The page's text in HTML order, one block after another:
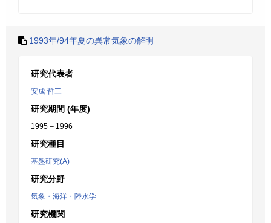
1993年/94年夏の異常気象の解明
研究代表者
安成 哲三
研究期間 (年度)
1995 – 1996
研究種目
基盤研究(A)
研究分野
気象・海洋・陸水学
研究機関